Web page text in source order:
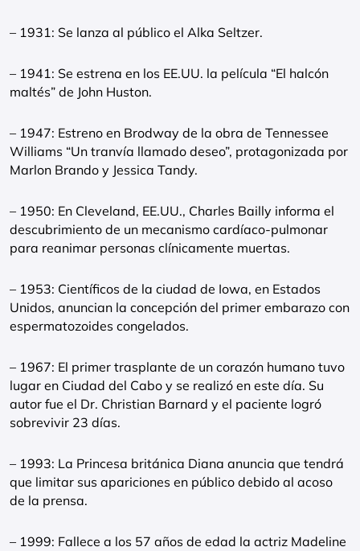
– 1931: Se lanza al público el Alka Seltzer.
– 1941: Se estrena en los EE.UU. la película “El halcón
maltés” de John Huston.
– 1947: Estreno en Brodway de la obra de Tennessee
Williams “Un tranvía llamado deseo”, protagonizada por
Marlon Brando y Jessica Tandy.
– 1950: En Cleveland, EE.UU., Charles Bailly informa el
descubrimiento de un mecanismo cardíaco-pulmonar
para reanimar personas clínicamente muertas.
– 1953: Científicos de la ciudad de Iowa, en Estados
Unidos, anuncian la concepción del primer embarazo con
espermatozoides congelados.
– 1967: El primer trasplante de un corazón humano tuvo
lugar en Ciudad del Cabo y se realizó en este día. Su
autor fue el Dr. Christian Barnard y el paciente logró
sobrevivir 23 días.
– 1993: La Princesa británica Diana anuncia que tendrá
que limitar sus apariciones en público debido al acoso
de la prensa.
– 1999: Fallece a los 57 años de edad la actriz Madeline